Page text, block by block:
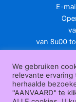
E-
van 8u00
ons|
ending | Retourneren|
We gebruiken
relevante
herhaalde
"AANVAARD" te